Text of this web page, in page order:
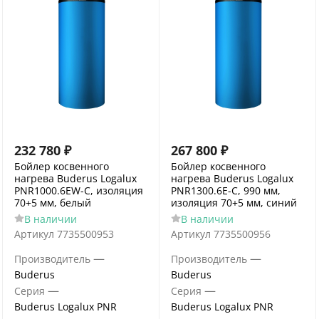
232 780 ₽
Бойлер косвенного
нагрева Buderus Logalux
PNR1000.6EW-C, изоляция
70+5 мм, белый
В наличии
Артикул 7735500953
Производитель —
Buderus
Серия —
Buderus Logalux PNR
267 800 ₽
Бойлер косвенного
нагрева Buderus Logalux
PNR1300.6E-C, 990 мм,
изоляция 70+5 мм, синий
В наличии
Артикул 7735500956
Производитель —
Buderus
Серия —
Buderus Logalux PNR